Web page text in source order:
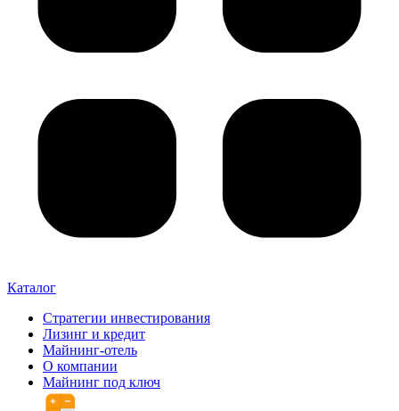
Каталог
Стратегии инвестирования
Лизинг и кредит
Майнинг-отель
О компании
Майнинг под ключ